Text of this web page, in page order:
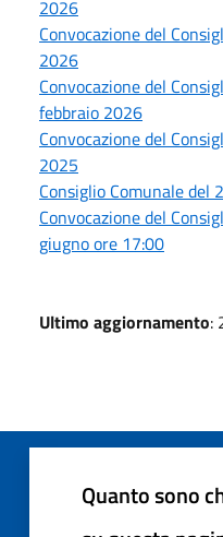
2026
Convocazione del
2026
Convocazione del
febbraio 2026
Convocazione del
2025
Consiglio Comunale del
Convocazione del
giugno ore 17:00
Ultimo aggiornamento:
Quanto sono